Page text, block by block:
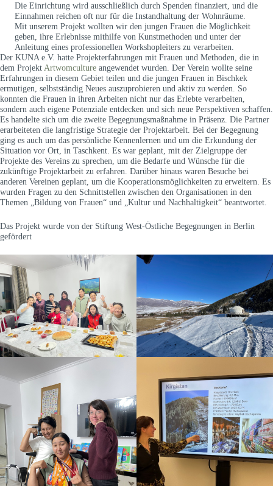
Die Einrichtung wird ausschließlich durch Spenden finanziert, und die
Einnahmen reichen oft nur für die Instandhaltung der Wohnräume.
Mit unserem Projekt wollten wir den jungen Frauen die Möglichkeit
geben, ihre Erlebnisse mithilfe von Kunstmethoden und unter der
Anleitung eines professionellen Workshopleiters zu verarbeiten.
Der KUNA e.V. hatte Projekterfahrungen mit Frauen und Methoden, die in
dem ProjektArtwomculture angewendet wurden. Der Verein wollte seine
Erfahrungen in diesem Gebiet teilen und die jungen Frauen in Bischkek
ermutigen, selbstständig Neues auszuprobieren und aktiv zu werden. So
konnten die Frauen in ihren Arbeiten nicht nur das Erlebte verarbeiten,
sondern auch eigene Potenziale entdecken und sich neue Perspektiven schaffen.
Es handelte sich um die zweite Begegnungsmaßnahme in Präsenz. Die Partner
erarbeiteten die langfristige Strategie der Projektarbeit. Bei der Begegnung
ging es auch um das persönliche Kennenlernen und um die Erkundung der
Situation vor Ort, in Taschkent. Es war geplant, mit der Zielgruppe der
Projekte des Vereins zu sprechen, um die Bedarfe und Wünsche für die
zukünftige Projektarbeit zu erfahren. Darüber hinaus waren Besuche bei
anderen Vereinen geplant, um die Kooperationsmöglichkeiten zu erweitern. Es
wurden Fragen zu den Schnittstellen zwischen den Organisationen in den
Themen „Bildung von Frauen“ und „Kultur und Nachhaltigkeit“ beantwortet.
Das Projekt wurde von der Stiftung West-Östliche Begegnungen in Berlin
gefördert